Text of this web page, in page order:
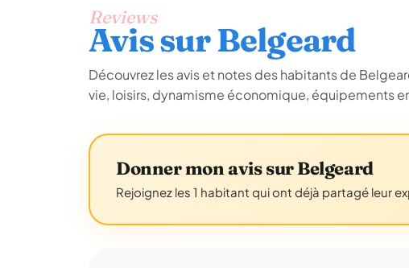
Reviews
Avis sur Belgeard
Découvrez les avis et notes des habitants de
vie, loisirs, dynamisme économique, équipements
Donner mon avis sur Belgeard
Rejoignez les 1 habitant qui ont déjà partagé leur